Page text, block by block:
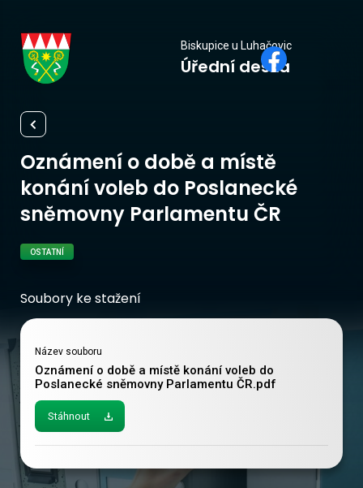
Biskupice u Luhačovic
Úřední deska
Oznámení o době a místě
konání voleb do Poslanecké
sněmovny Parlamentu ČR
OSTATNÍ
Soubory ke stažení
Název souboru
Oznámení o době a místě konání voleb do
Poslanecké sněmovny Parlamentu ČR.pdf
Stáhnout